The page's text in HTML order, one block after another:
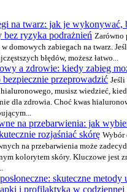
na twarz: jak je wykonywać,
bez ryzyka podrażnień Zarówno
domowych zabiegach na twarz.
błędów, możesz łatwo...
a zdrowie: kiedy zabieg
przeprowadzić Jeśli
musisz wiedzieć,
dla zdrowia. Choć kwas
na przebarwienia: jak
rozjaśniać skórę Wybór
na przebarwienia może
kolorytem skóry. Kluczowe jest
skuteczne metody
i profilaktyka w